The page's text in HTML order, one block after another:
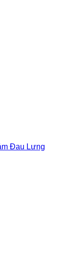
Đau Lưng